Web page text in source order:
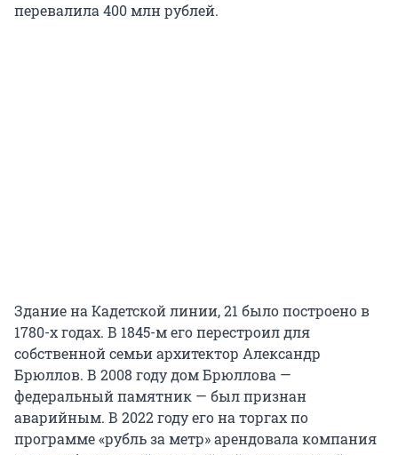
перевалила 400 млн рублей.
Здание на Кадетской линии, 21 было построено в
1780-х годах. В 1845-м его перестроил для
собственной семьи архитектор Александр
Брюллов. В 2008 году дом Брюллова —
федеральный памятник — был признан
аварийным. В 2022 году его на торгах по
программе «рубль за метр» арендовала компания